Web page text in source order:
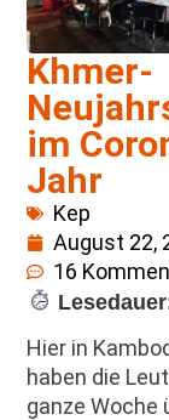
Khmer-
im
Jahr
Kep
August 22,
16
Hier in
haben die
ganze Woche